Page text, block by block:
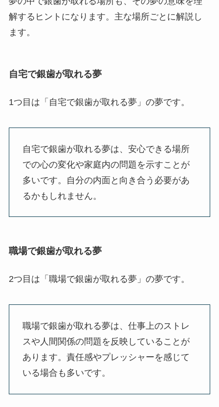
解するヒントになります。主な場所ごとに解説し
ます。
自宅で銀歯が取れる夢
1つ目は「自宅で銀歯が取れる夢」の夢です。
自宅で銀歯が取れる夢は、安心できる場所
での心の変化や家庭内の問題を示すことが
多いです。自分の内面と向き合う必要があ
るかもしれません。
職場で銀歯が取れる夢
2つ目は「職場で銀歯が取れる夢」の夢です。
職場で銀歯が取れる夢は、仕事上のストレ
スや人間関係の問題を反映していることが
あります。責任感やプレッシャーを感じて
いる場合も多いです。